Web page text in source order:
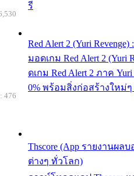
รี
Red Alert 2 (Yuri Revenge)
มอดเกม Red Alert 2 (Yuri
ดเกม Red Alert 2 ภาค
0% พร้อมสิ่งก่อสร้างใหม่
Thscore (App รายงานผ
ต่างๆ ทั่วโลก)
476